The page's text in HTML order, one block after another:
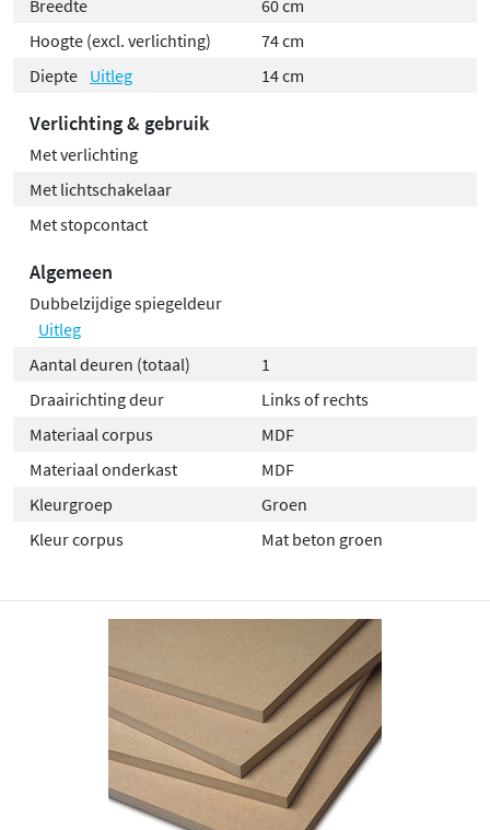
Dankzij de grotere hoogte biedt deze uitvoering extra
opbergruimte, terwijl het stalen regaal zorgt voor een
beetje extra geeft.
Voordelen op een rij:
Extra hoge spiegelkast met aanvullend stalen
gebruiksgemak
Geïntegreerde schakelaar en stopcontact
Uit te breiden met sfeervolle LED-verlichting
Breedte
60 cm
Hoogte (excl. verlichting)
74 cm
Diepte Uitleg 14 cm
Verlichting & gebruik
Met verlichting
Met lichtschakelaar
Met stopcontact
Algemeen
Dubbelzijdige spiegeldeur
Uitleg
Aantal deuren (totaal)
1
Draairichting deur
Links of rechts
Materiaal corpus
MDF
Materiaal onderkast
MDF
Kleurgroep
Groen
Kleur corpus
Mat beton groen